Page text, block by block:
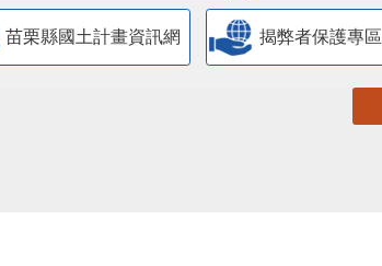
苗栗縣國土計畫資訊網 揭弊者保護專區